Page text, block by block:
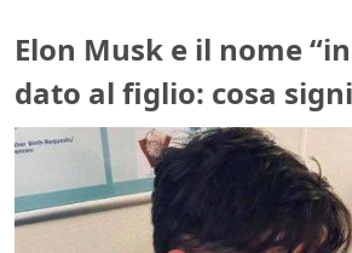
Elon Musk e il nome
dato al figlio: cosa